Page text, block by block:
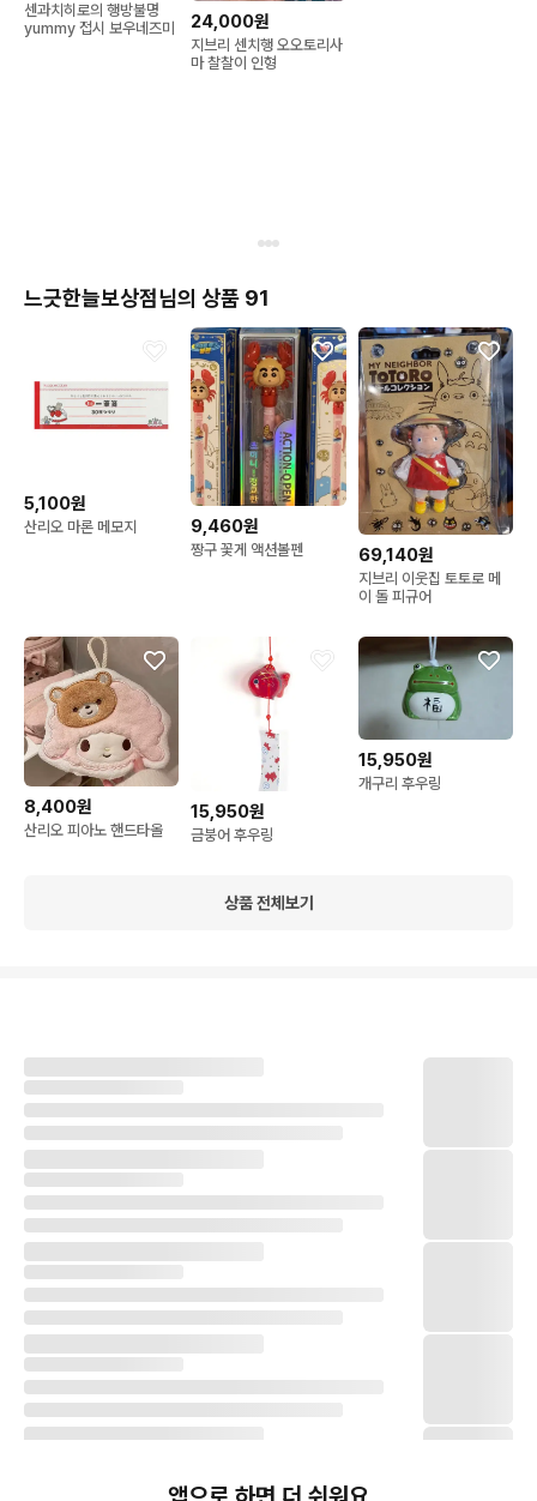
센과치히로의 행방불명
yummy 접시 보우네즈미
24,000원
지브리 센치행 오오토리사
마 찰찰이 인형
느긋한늘보상점님의 상품 91
5,100원
산리오 마론 메모지 9,460원
짱구 꽃게 액션볼펜 69,140원
지브리 이웃집 토토로 메
이 돌 피규어
8,400원
산리오 피아노 핸드타올
15,950원
금붕어 후우링
15,950원
개구리 후우링
상품 전체보기